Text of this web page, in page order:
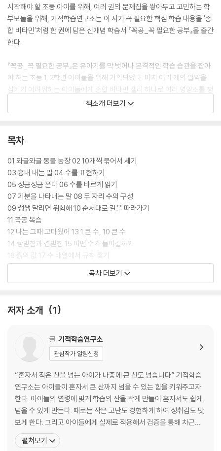
시작해야 할 초등 아이를 위해, 여러 권의 문제집을 쌓아두고 고민하는 학
부모들을 위해, 기적학습연구소는 이 시기 꼭 필요한 핵심 학습 내용을 '종
합 비타민'처럼 한 권에 담은 신개념 학습서 『꼭공_꼭 필요한 공부』을 출간
한다.
『꼭공_꼭 필요한 공부』은 유아기를 막 벗어나 본격적인 학습 습관을 잡아
야 하는 초등 1, 2학년 아이들을 위해 기획되었다. 마치 여러 개의 알약을
삼키기 어려워하는 아이들에게 종합 비타민 젤리 하나로 여러 영양소를 챙
겨주듯, 이 책은 학습의 기초 체력을 다지는 데 꼭 필요한 10가지 핵심 학
습 영역을 한 권에 모아 부담 없이 공부할 수 있도록 구성한 것이 특징이다.
『꼭공_꼭 필요한 공부』은 한글 습득부터 국어, 수학 교과 개념, 어휘, 맞춤
게 꼭 필요한 10가지 학습 역량을 모두 담았다. 여러 권의 문제집을 사서 앞
부분만 풀고 마는 비효율적인 방식 대신, 『꼭공_꼭 필요한 공부』 한 권으
로 매일매일 국어와 수학을 번갈아 가며 알차게 학습할 수 있어 매우 효율
적이고 경제적이다.
이 책에는 핵심 개념을 파고드는 캐릭터 '꼭파'와 친구들의 공부 도우미 '양
파공'이 등장하여 아이들이 좀 더 재미있게 학습에 몰입할 수 있도록 돕는
다. 복잡한 학습 계획을 세울 필요 없이 『꼭공_꼭 필요한 공부』 한 권이면
하루 10분, 꼭 공부해야 할 것을 정리하며 공부의 기초 체력을 탄탄하게 채
울 수 있다.
책소개 더보기
목차
01 와글와글 동물 농장 02 10개씩 묶어서 세기
03 흉내 내는 말 04 수를 표현하기
05 성큼성큼 온다 06 수를 바르게 읽기
07 기분을 나타내는 말 08 두 자리 수의 구성
09 쌩쌩 달리면 위험해 10 순서대로 길을 따라가기
11 꼭공 복습
12 나는 그때 고마웠어 13 1 큰 수, 10 큰 수
14 쌍받침과 겹받침 15 어떤 수가 들어갈까?
16 흙의 값 17 수 배열에서 규칙 찾기
18 겹받침 글자 쓰기 19 더 큰 쪽으로 입을 벌리기
20 흙이[흘기] 붉다[북따] 21 어떤 수가 가장 클까?
25 글쓴이가 하고 싶은 말 26 지금은 몇 시일까?
29 그림일기 30 일상생활 속 시계
31 무슨 일이 있었나요? 32 거울에 비추면
33 꼭공 복습
34 또박또박 읽고 쓰기 35 10이 되는 더하기
36 어제, 오늘, 내일 37 세 수를 더하기
38 문장 부호 쓰기 39 10 만들어 덧셈하기
40 토끼와 거북 41 받아올림이 있는 덧셈 연습
42 무엇을 합니다 43 마법의 사각형, 마방진!
44 꼭공 복습
45 아 다르고 어 다르지 46 10에서 빼기
목차 더보기
저자 소개 1
글 기적학습연구소
관심작가 알림신청
“혼자서 작은 산을 넘는 아이가 나중에 큰 산도 넘습니다” 기적학습
연구소는 아이들이 혼자서 큰 산까지 넘을 수 있는 힘을 키워주고자
한다. 아이들의 연령에 맞게 학습의 산을 작게 만들어 혼자서도 쉽게
넘을 수 있게 만든다. 때로는 작은 고난도 경험하게 하여 성취감도 맛
보게 한다. 그리고 아이들에게 실제로 적용해서 검증을 통해 차근차
근 책을 만들어 간다. 아이가 주인공인 기적학습연구소의 대표 저작
물은 『기적의 계산법』, 『기적의 계산법 응용up』, 『기적의 문제 해결
펼쳐보기